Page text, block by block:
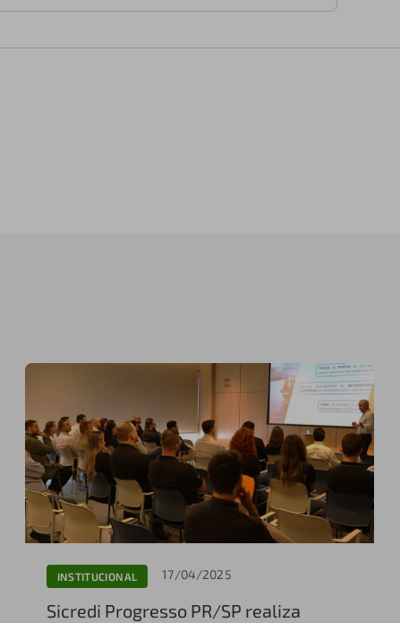
INSTITUCIONAL 17/04/2025
Sicredi Progresso PR/SP realiza